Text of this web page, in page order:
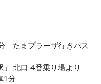
　たまプラーザ行きバス
」 北口 4番乗り場より
1分